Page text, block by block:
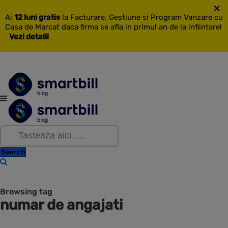
Ai 12 luni gratis la Facturare, Gestiune si Program Vanzare cu
Casa de Marcat daca firma se afla in primul an de la infiintare!
Vezi detalii
×
Browsing tag
numar de angajati